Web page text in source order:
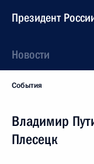
Президент
Новости
События
Владимир
Плесецк